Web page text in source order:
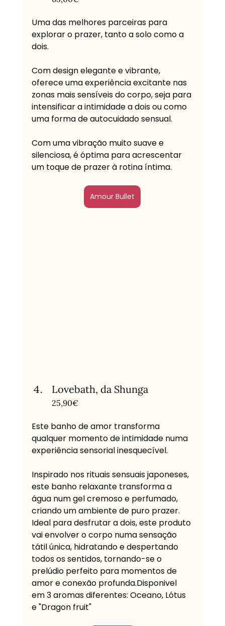
Uma das melhores parceiras para
explorar o prazer, tanto a solo como a
dois.
Com design elegante e vibrante,
oferece uma experiência excitante nas
zonas mais sensíveis do corpo, seja para
intensificar a intimidade a dois ou como
uma forma de autocuidado sensual.
Com uma vibração muito suave e
silenciosa, é óptima para acrescentar
um toque de prazer à rotina íntima.
Amour Bullet
Lovebath, da Shunga
25,90€
Este banho de amor transforma
qualquer momento de intimidade numa
experiência sensorial inesquecível.
Inspirado nos rituais sensuais japoneses,
este banho relaxante transforma a
água num gel cremoso e perfumado,
criando um ambiente de puro prazer.
Ideal para desfrutar a dois, este produto
vai envolver o corpo numa sensação
tátil única, hidratando e despertando
todos os sentidos, tornando-se o
prelúdio perfeito para momentos de
amor e conexão profunda.Disponivel
em 3 aromas diferentes: Oceano, Lótus
e "Dragon fruit"